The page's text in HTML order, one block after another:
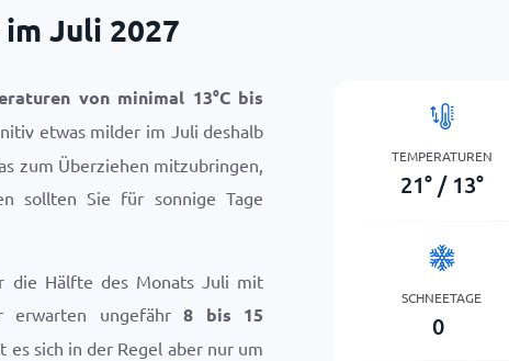
Juli 2027
von minimal 13°Cbis
etwas milder im Juli deshalb
zum Überziehen mitzubringen,
sollten Sie für sonnige Tage
die Hälfte des Monats Juli mit
erwarten ungefähr8 bis 15
es sich in der Regel aber nur um
TEMPERATUREN
21° / 13°
SCHNEETAGE
0